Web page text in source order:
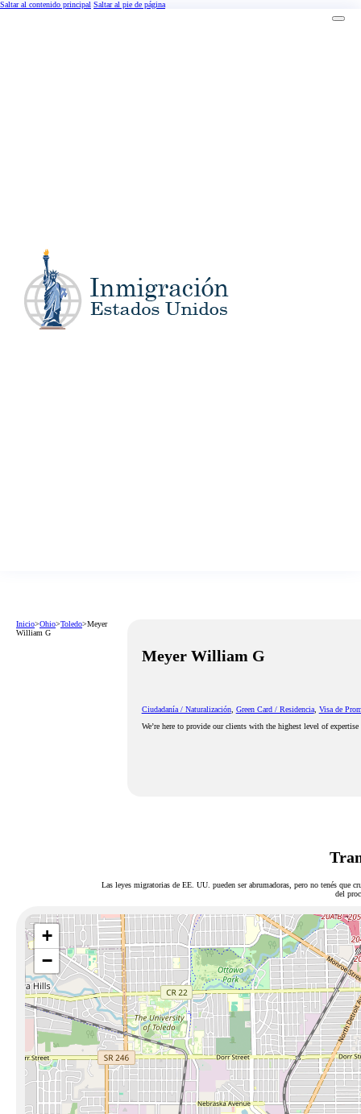
Saltar al contenido principal Saltar al pie de página
Inicio>Ohio>Toledo>Meyer
William G
Meyer William G
Ciudadanía / Naturalización, Green Card / Residencia, Visa de
We’re here to provide our clients with the highest level of
Las leyes migratorias de EE. UU. pueden ser abrumadoras, pero no tenés que
del
+
−